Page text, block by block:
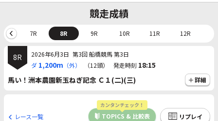
競走成績
7R 8R 9R 10R 11R 12R
8R 2026年6月3日 第3回 船橋競馬 第3日
ダ 1,200m （外） （12頭） 発走時刻 18:15
馬い！洲本農園新玉ねぎ記念 Ｃ１(二)(三)
詳細
レース一覧
カンタンチェック！
TOPICS & 比較表 リプレイ